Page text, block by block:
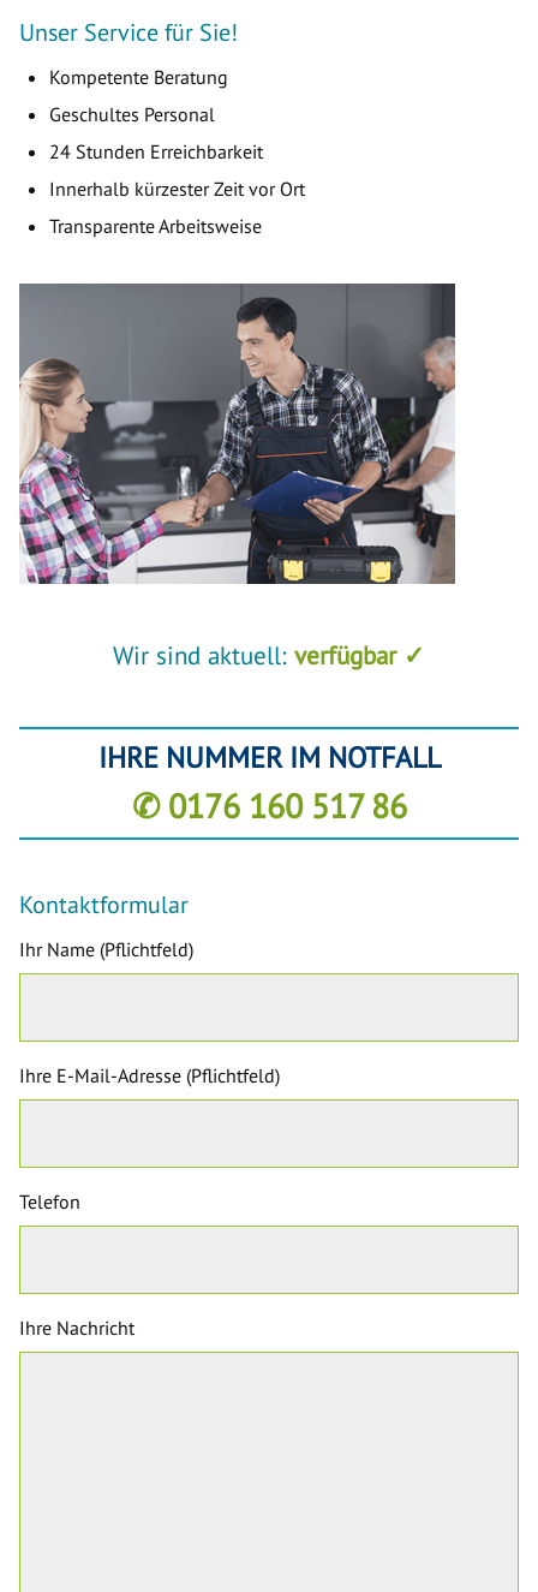
Unser Service für Sie!
Kompetente Beratung
Geschultes Personal
24 Stunden Erreichbarkeit
Innerhalb kürzester Zeit vor Ort
Transparente Arbeitsweise
Wir sind aktuell: verfügbar ✓
IHRE NUMMER IM NOTFALL
✆ 0176 160 517 86
Kontaktformular
Ihr Name (Pflichtfeld)
Ihre E-Mail-Adresse (Pflichtfeld)
Telefon
Ihre Nachricht